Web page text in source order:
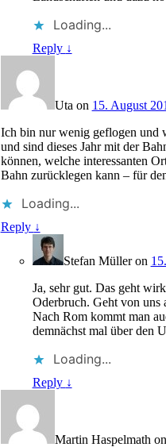
Loading...
Reply ↓
Uta on 15. August
Ich bin nur wenig geflogen und
und sind dieses Jahr mit der
können, welche interessanten
Bahn zurücklegen kann – für
Loading...
Reply ↓
Stefan Mülleron
Ja, sehr gut. Das geht
Oderbruch. Geht von uns
Nach Rom kommt man
demnächst mal über den
Loading...
Reply ↓
Martin Haspelmath on